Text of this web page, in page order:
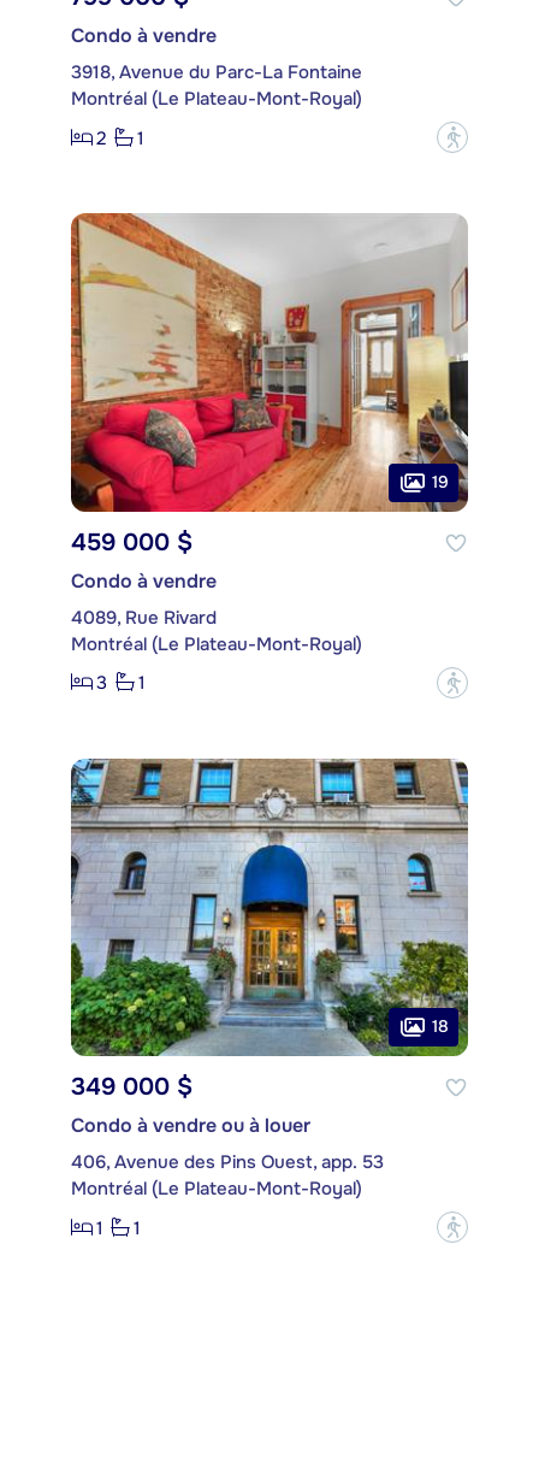
Condo à vendre
3918, Avenue du Parc-La Fontaine
Montréal (Le Plateau-Mont-Royal)
2
1 ?
19
459 000 $
Condo à vendre
4089, Rue Rivard
Montréal (Le Plateau-Mont-Royal)
3
1 ?
18
349 000 $
Condo à vendre ou à louer
406, Avenue des Pins Ouest, app. 53
Montréal (Le Plateau-Mont-Royal)
1
1 ?